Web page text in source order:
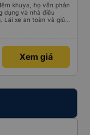
khuya, họ vẫn phản
dụng và nhà điều
xe an toàn và giúp
đặt xe và tài xế đã
Xem giá